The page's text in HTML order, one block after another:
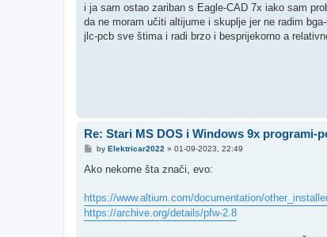
s
i ja sam ostao zariban s Eagle-CAD 7x iako sam
da ne moram učiti altijume i skuplje jer ne radim
jlc-pcb sve štima i radi brzo i besprijekorno a
Re: Stari MS DOS i Windows 9x programi-
P
s
by Elektricar2022 » 01-09-2023, 22:49
Ako nekome šta znači, evo:
https://www.altium.com/documentation/
https://archive.org/details/pfw-2.8